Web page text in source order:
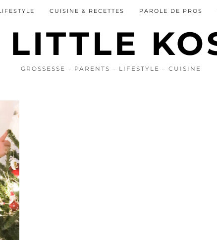
GROSSESSE – PARENTS – LIFESTYLE – CUISINE
CUISINE & RECETTES PAROLE DE PROS